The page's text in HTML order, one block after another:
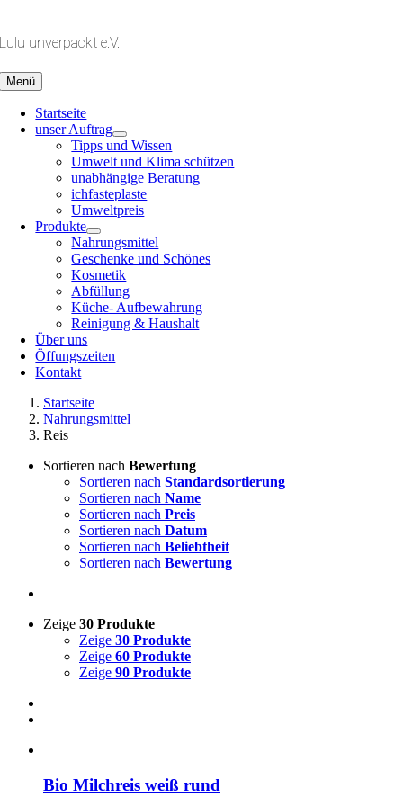
springen
Lulu unverpackt e.V.
Menü
Startseite
unser Auftrag
Tipps und Wissen
Umwelt und Klima schützen
unabhängige Beratung
ichfasteplaste
Umweltpreis
Produkte
Nahrungsmittel
Geschenke und Schönes
Kosmetik
Abfüllung
Küche- Aufbewahrung
Reinigung & Haushalt
Über uns
Öffungszeiten
Kontakt
Startseite
Nahrungsmittel
Reis
Sortieren nach Bewertung
Sortieren nach Standardsortierung
Sortieren nach Name
Sortieren nach Preis
Sortieren nach Datum
Sortieren nach Beliebtheit
Sortieren nach Bewertung
Zeige 30 Produkte
Zeige 30 Produkte
Zeige 60 Produkte
Zeige 90 Produkte
Bio Milchreis weiß rund